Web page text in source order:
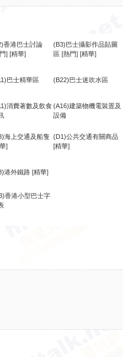
香港巴士討論
] [精華]
(B3)巴士攝影作品貼圖
區 [熱門] [精華]
巴士精華區 (B22)巴士迷吹水區
消費著數及飲食(A16)建築物機電裝置及
設備
海上交通及船隻
]
(D1)公共交通有關商品
[精華]
港外鐵路 [精華]
香港小型巴士字